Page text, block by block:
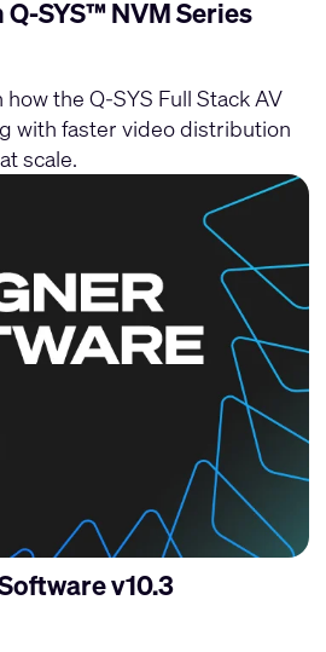
SYS™ NVM Series
the Q-SYS Full Stack AV
with faster video distribution
scale.
v10.3